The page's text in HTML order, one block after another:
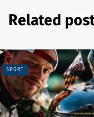
Related
SPORT